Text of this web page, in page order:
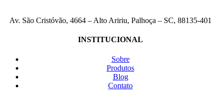
Av. São Cristóvão, 4664 – Alto Aririu, Palhoça – SC, 88135-401
INSTITUCIONAL
Sobre
Produtos
Blog
Contato